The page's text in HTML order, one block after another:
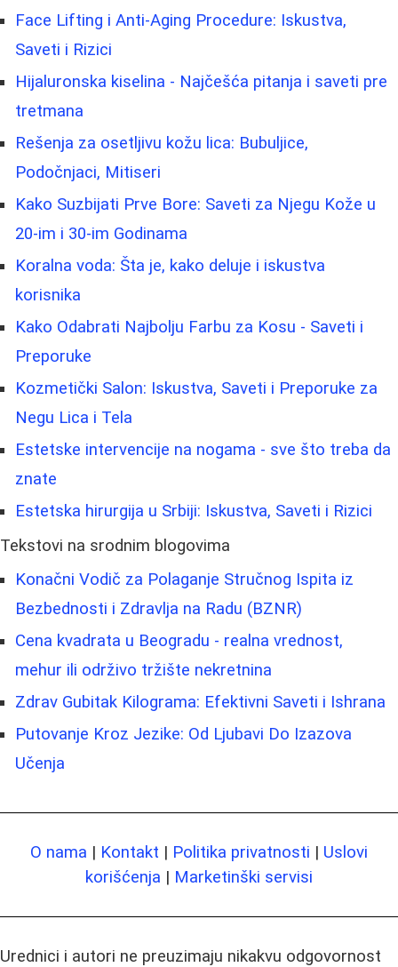
Face Lifting i Anti-Aging Procedure: Iskustva,
Saveti i Rizici
Hijaluronska kiselina - Najčešća pitanja i saveti pre
tretmana
Rešenja za osetljivu kožu lica: Bubuljice,
Podočnjaci, Mitiseri
Kako Suzbijati Prve Bore: Saveti za Njegu Kože u
20-im i 30-im Godinama
Koralna voda: Šta je, kako deluje i iskustva
korisnika
Kako Odabrati Najbolju Farbu za Kosu - Saveti i
Preporuke
Kozmetički Salon: Iskustva, Saveti i Preporuke za
Negu Lica i Tela
Estetske intervencije na nogama - sve što treba da
znate
Estetska hirurgija u Srbiji: Iskustva, Saveti i Rizici
Tekstovi na srodnim blogovima
Konačni Vodič za Polaganje Stručnog Ispita iz
Bezbednosti i Zdravlja na Radu (BZNR)
Cena kvadrata u Beogradu - realna vrednost,
mehur ili održivo tržište nekretnina
Zdrav Gubitak Kilograma: Efektivni Saveti i Ishrana
Putovanje Kroz Jezike: Od Ljubavi Do Izazova
Učenja
O nama | Kontakt | Politika privatnosti | Uslovi
korišćenja | Marketinški servisi
Urednici i autori ne preuzimaju nikakvu odgovornost